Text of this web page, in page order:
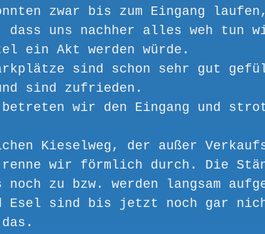
zwar bis zum Eingang
uns nachher alles weh tun
ein Akt werden würde.
sind schon sehr gut
sind zufrieden.
betreten wir den Eingang und
Kieselweg, der außer
wir förmlich durch. Die
zu bzw. werden langsam
Esel sind bis jetzt noch gar